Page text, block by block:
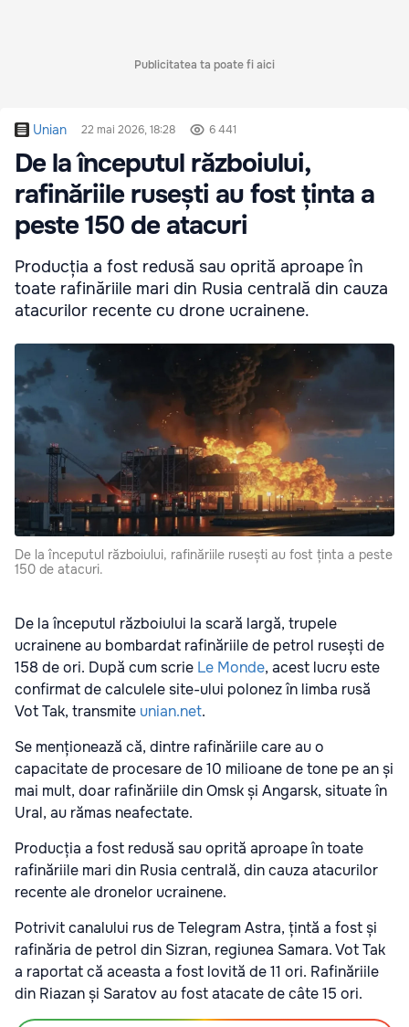
Publicitatea ta poate fi aici
Unian 22 mai 2026, 18:28 6 441
De la începutul războiului,
rafinăriile rusești au fost ținta a
peste 150 de atacuri
Producția a fost redusă sau oprită aproape în
toate rafinăriile mari din Rusia centrală din cauza
atacurilor recente cu drone ucrainene.
De la începutul războiului, rafinăriile rusești au fost ținta a peste
150 de atacuri.
De la începutul războiului la scară largă, trupele
ucrainene au bombardat rafinăriile de petrol rusești de
158 de ori. După cum scrie Le Monde, acest lucru este
confirmat de calculele site-ului polonez în limba rusă
Vot Tak, transmite unian.net.
Se menționează că, dintre rafinăriile care au o
capacitate de procesare de 10 milioane de tone pe an și
mai mult, doar rafinăriile din Omsk și Angarsk, situate în
Ural, au rămas neafectate.
Producția a fost redusă sau oprită aproape în toate
rafinăriile mari din Rusia centrală, din cauza atacurilor
recente ale dronelor ucrainene.
Potrivit canalului rus de Telegram Astra, țintă a fost și
rafinăria de petrol din Sizran, regiunea Samara. Vot Tak
a raportat că aceasta a fost lovită de 11 ori. Rafinăriile
din Riazan și Saratov au fost atacate de câte 15 ori.